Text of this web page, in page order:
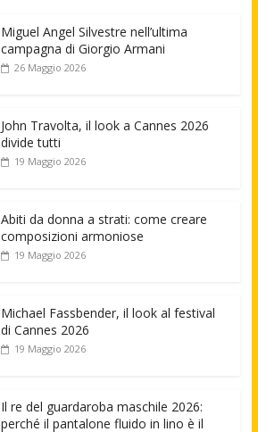
Miguel Angel Silvestre nell’ultima
campagna di Giorgio Armani
26 Maggio 2026
John Travolta, il look a Cannes 2026
divide tutti
19 Maggio 2026
Abiti da donna a strati: come creare
composizioni armoniose
19 Maggio 2026
Michael Fassbender, il look al festival
di Cannes 2026
19 Maggio 2026
Il re del guardaroba maschile 2026:
perché il pantalone fluido in lino è il